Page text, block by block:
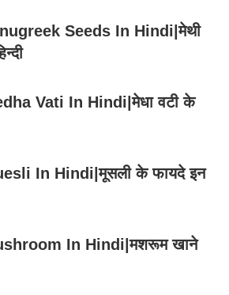
Seeds In Hindi|मेथी
Vati In Hindi|मेधा वटी के
In Hindi|मूसली के फायदे इन
In Hindi|मशरूम खाने